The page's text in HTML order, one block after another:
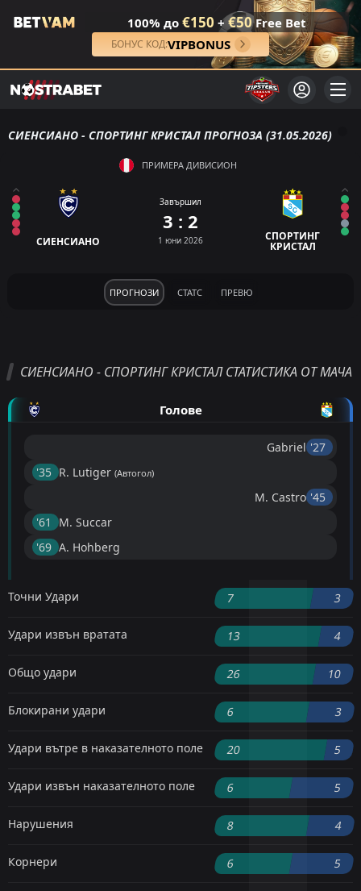
100% до €150 + €50Free Bet
БОНУС КОД:VIPBONUS
СИЕНСИАНО - СПОРТИНГ КРИСТАЛ ПРОГНОЗА (31.05.2026)
ПРИМЕРА ДИВИСИОН
СИЕНСИАНО
Завършил
3 : 2
1 юни 2026 СПОРТИНГ
КРИСТАЛ
ПРОГНОЗИ СТАТС ПРЕВЮ
СИЕНСИАНО - СПОРТИНГ КРИСТАЛ СТАТИСТИКА ОТ МАЧА
Голове
Gabriel '27 ︎
'35 ︎ R. Lutiger (Автогол)
M. Castro '45 ︎
'61 ︎
M. Succar
'69 ︎ A. Hohberg
Точни Удари 7 3
Удари извън вратата 13 4
Общо удари 26 10
Блокирани удари 6 3
Удари вътре в наказателното поле 20 5
Удари извън наказателното поле 6 5
Нарушения 8 4
Корнери 6 5